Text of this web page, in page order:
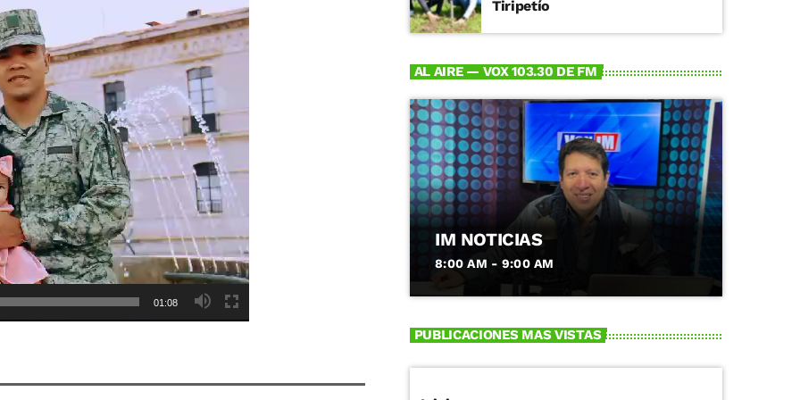
01:08
Tiripetío
AL AIRE — VOX 103.30 DE FM
IM NOTICIAS
8:00 AM - 9:00 AM
PUBLICACIONES MAS VISTAS